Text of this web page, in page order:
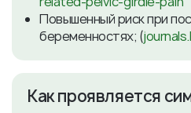
Повышенный риск при
беременностях; (
Как проявляется